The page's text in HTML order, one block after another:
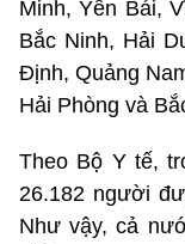
Minh, Yên Bái,
Bắc Ninh, Hải
Định, Quảng
Hải Phòng và
Theo Bộ Y tế,
26.182 người
Như vậy, cả